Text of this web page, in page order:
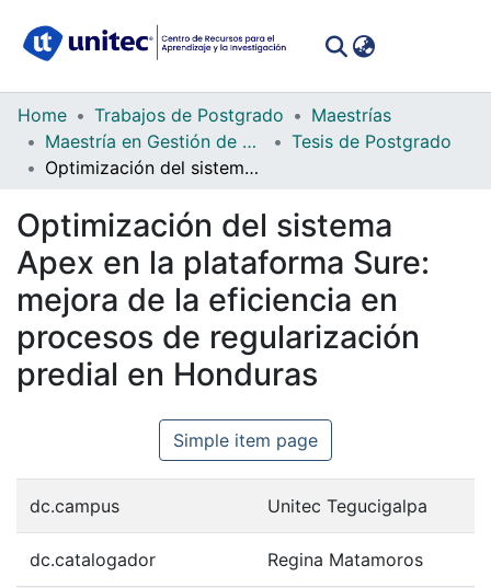
Communities
Collections
All of DSpace
Statistics
Home Trabajos de Postgrado
Maestrías
Maestría en Gestión de Tecnologías de la Información
Tesis de Postgrado
Optimización del sistema Apex en la plataforma Sure: mejora de la eficiencia en procesos de regularización predial en Honduras
Optimización del sistema
Apex en la plataforma Sure:
mejora de la eficiencia en
procesos de regularización
predial en Honduras
Simple item page
dc.campus Unitec Tegucigalpa
dc.catalogador Regina Matamoros